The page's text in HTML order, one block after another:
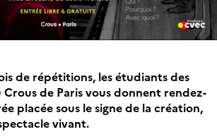
de répétitions, les étudiants des
de Paris vous donnent rendez-
placée sous le signe de la création,
vivant.